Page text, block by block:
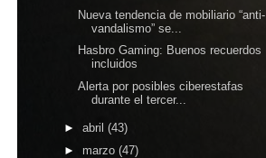
Nueva tendencia de mobiliario “anti-
vandalismo” se...
Hasbro Gaming: Buenos recuerdos
incluidos
Alerta por posibles ciberestafas
durante el tercer...
► abril (43)
► marzo (47)